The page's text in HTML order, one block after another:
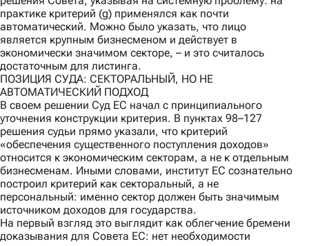
практике критерий (g) применялся как почти
автоматический. Можно было указать, что лицо
является крупным бизнесменом и действует в
экономически значимом секторе, – и это считалось
достаточным для листинга.
ПОЗИЦИЯ СУДА: СЕКТОРАЛЬНЫЙ, НО НЕ
АВТОМАТИЧЕСКИЙ ПОДХОД
В своем решении Суд ЕС начал с принципиального
уточнения конструкции критерия. В пунктах 98–127
решения судьи прямо указали, что критерий
«обеспечения существенного поступления доходов»
относится к экономическим секторам, а не к отдельным
бизнесменам. Иными словами, институт ЕС сознательно
построил критерий как секторальный, а не
персональный: именно сектор должен быть значимым
источником доходов для государства.
На первый взгляд это выглядит как облегчение бремени
доказывания для Совета ЕС: нет необходимости